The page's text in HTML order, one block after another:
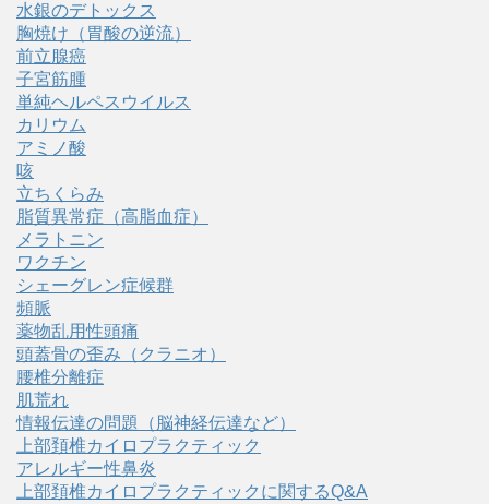
水銀のデトックス
胸焼け（胃酸の逆流）
前立腺癌
子宮筋腫
単純ヘルペスウイルス
カリウム
アミノ酸
咳
立ちくらみ
脂質異常症（高脂血症）
メラトニン
ワクチン
シェーグレン症候群
頻脈
薬物乱用性頭痛
頭蓋骨の歪み（クラニオ）
腰椎分離症
肌荒れ
情報伝達の問題（脳神経伝達など）
上部頚椎カイロプラクティック
アレルギー性鼻炎
上部頚椎カイロプラクティックに関するQ&A